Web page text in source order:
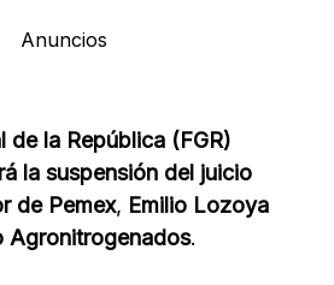
Anuncios
de la República (FGR)
la suspensión del juicio
de Pemex, Emilio Lozoya
Agronitrogenados.